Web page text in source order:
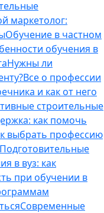
маркетолог:
Обучение в частном
обучения в
Нужны ли
Все о профессии
и как от него
строительные
как помочь
выбрать профессию
Подготовительные
в вуз: как
при обучении в
Современные